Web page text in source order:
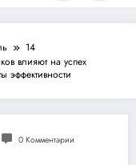
14
влияют на успех
эффективности
0 Комментарии